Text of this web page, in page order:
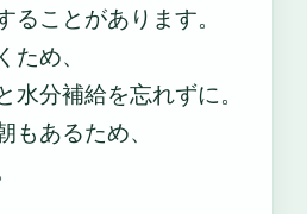
ことがあります。
め、
分補給を忘れずに。
あるため、